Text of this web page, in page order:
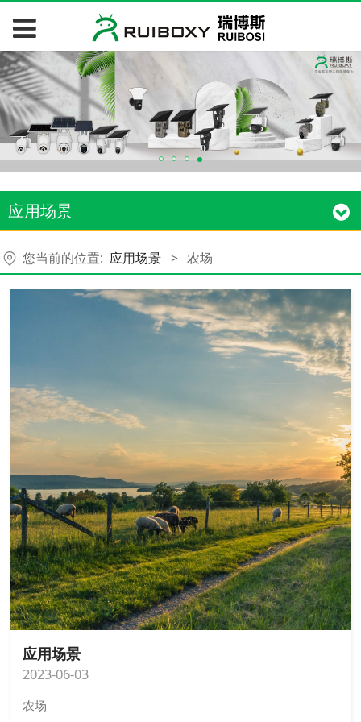
应用场景
您当前的位置: 应用场景 > 农场
应用场景
2023-06-03
农场